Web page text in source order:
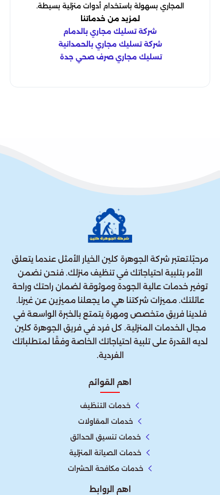
المجاري بسهولة باستخدام أدوات منزلية بسيطة.
لمزيد من خدماتنا
شركة تسليك مجاري بالدمام
شركة تسليك مجاري بالحمدانية
تسليك مجاري صرف صحي جدة
مرحبًا،تعتبر شركة الجوهرة كلين الخيار الأمثل عندما يتعلق
الأمر بتلبية احتياجاتك في تنظيف منزلك. فنحن نضمن
توفير خدمات عالية الجودة وموثوقة لضمان راحتك وراحة
عائلتك. مميزات شركتنا هي ما يجعلنا مميزين عن غيرنا.
فلدينا فريق متخصص ومهرة يتمتع بالخبرة الواسعة في
مجال الخدمات المنزلية. كل فرد في فريق الجوهرة كلين
لديه القدرة على تلبية احتياجاتك الخاصة وفقًا لمتطلباتك
الفردية.
اهم القوائم
خدمات التنظيف
خدمات المقاولات
خدمات تنسيق الحدائق
خدمات الصيانة المنزلية
خدمات مكافحة الحشرات
اهم الروابط